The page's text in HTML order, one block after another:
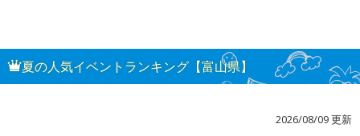
夏の人気イベントランキング【富山県】
2026/08/09 更新